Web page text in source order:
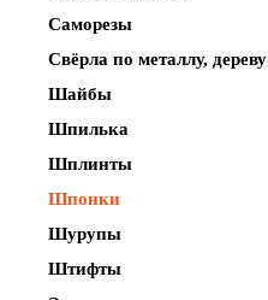
Саморезы
Свёрла по металлу, дереву
Шайбы
Шпилька
Шплинты
Шпонки
Шурупы
Штифты